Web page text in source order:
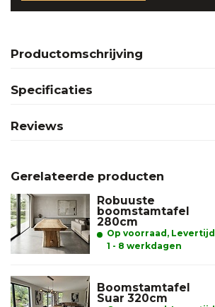
Productomschrijving
Specificaties
Reviews
Gerelateerde producten
Robuuste
boomstamtafel
280cm
Op voorraad, Levertijd
1 - 8 werkdagen
Boomstamtafel
Suar 320cm